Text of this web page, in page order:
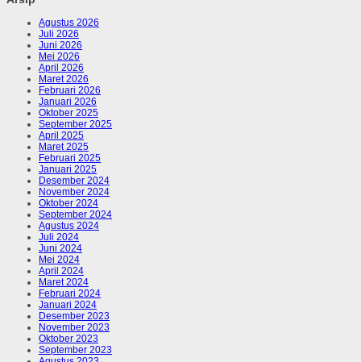
Agustus 2026
Juli 2026
Juni 2026
Mei 2026
April 2026
Maret 2026
Februari 2026
Januari 2026
Oktober 2025
September 2025
April 2025
Maret 2025
Februari 2025
Januari 2025
Desember 2024
November 2024
Oktober 2024
September 2024
Agustus 2024
Juli 2024
Juni 2024
Mei 2024
April 2024
Maret 2024
Februari 2024
Januari 2024
Desember 2023
November 2023
Oktober 2023
September 2023